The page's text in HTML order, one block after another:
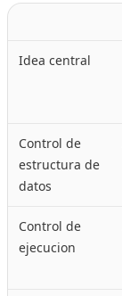
Idea central
Control de
estructura de
datos
Control de
ejecucion